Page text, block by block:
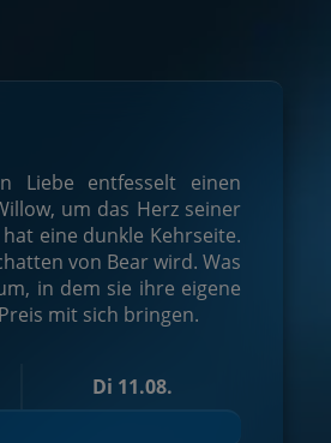
Liebe entfesselt einen
um das Herz seiner
eine dunkle Kehrseite.
von Bear wird. Was
in dem sie ihre eigene
mit sich bringen.
Di 11.08.